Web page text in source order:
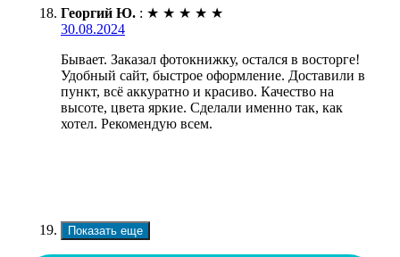
Георгий Ю. : ★ ★ ★ ★ ★
30.08.2024
Бывает. Заказал фотокнижку, остался в восторге!
Удобный сайт, быстрое оформление. Доставили в
пункт, всё аккуратно и красиво. Качество на
высоте, цвета яркие. Сделали именно так, как
хотел. Рекомендую всем.
Показать еще